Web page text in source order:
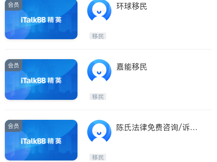
会员 环球移民
移民
会员 嘉能移民
移民
会员
陈氏法律免费咨询/诉讼/
移民